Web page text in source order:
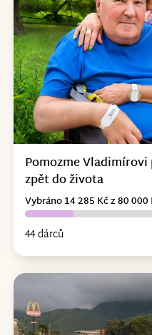
Pomozme
zpět do života
44 dárců
Vybráno 14 285 Kč z 80 000